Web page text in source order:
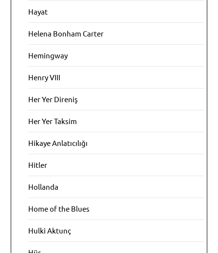
Hayat
Helena Bonham Carter
Hemingway
Henry VIII
Her Yer Direniş
Her Yer Taksim
Hikaye Anlatıcılığı
Hitler
Hollanda
Home of the Blues
Hulki Aktunç